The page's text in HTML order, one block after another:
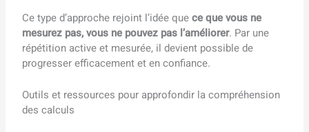
Ce type d’approche rejoint l’idée quece que vous ne
mesurez pas, vous ne pouvez pas l’améliorer. Par une
répétition active et mesurée, il devient possible de
progresser efficacement et en confiance.
Outils et ressources pour approfondir la compréhension
des calculs